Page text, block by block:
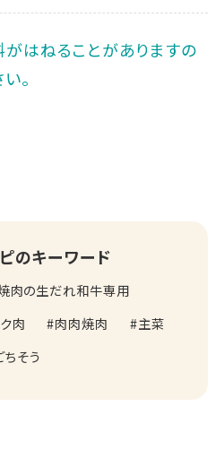
はねることがありますの
｡
のキーワード
肉の生だれ和牛専用
肉 肉肉焼肉
主菜
ちそう